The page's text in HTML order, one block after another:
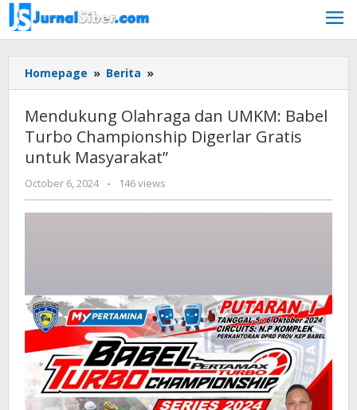
Skip
to
content
Homepage » Berita »
Olahraga
UMKM:
Babel
Turbo
Digerlar
Gratis
Mendukung Olahraga dan UMKM: Babel
Turbo Championship Digerlar Gratis
untuk Masyarakat”
October 6, 2024
by
Jurnalsiber
- 146 views